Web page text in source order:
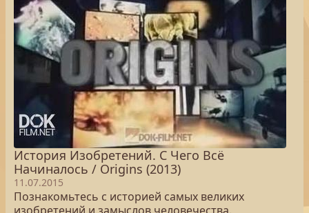
История Изобретений. С Чего Всё
Начиналось / Origins (2013)
11.07.2015
Познакомьтесь с историей самых великих